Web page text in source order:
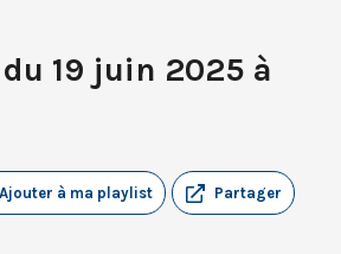
19 juin 2025 à
Partager
Ajouter à ma playlist